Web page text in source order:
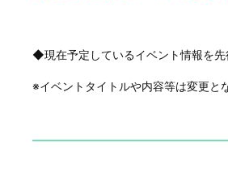
◆現在予定しているイベント情報を先
※イベントタイトルや内容等は変更と